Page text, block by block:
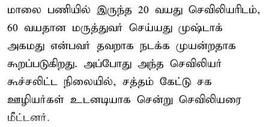
மாலை பணியில் இருந்த 20 வயது செவிலியரிடம்,
60 வயதான மருத்துவர் செய்யது முஷ்டாக்
அகமது என்பவர் தவறாக நடக்க முயன்றதாக
கூறப்படுகிறது. அப்போது அந்த செவிலியர்
கூச்சலிட்ட நிலையில், சத்தம் கேட்டு சக
ஊழியர்கள் உடனடியாக சென்று செவிலியரை
மீட்டனர்.